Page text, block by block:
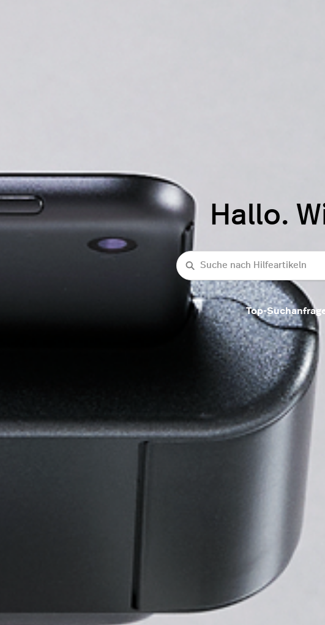
Hallo.
Suche
Top-